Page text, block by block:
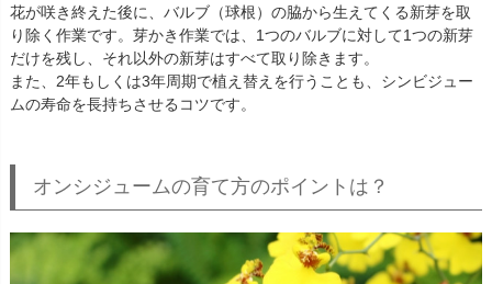
花が咲き終えた後に、バルブ（球根）の脇から生えてくる新芽を取
り除く作業です。芽かき作業では、1つのバルブに対して1つの新芽
だけを残し、それ以外の新芽はすべて取り除きます。
また、2年もしくは3年周期で植え替えを行うことも、シンビジュー
ムの寿命を長持ちさせるコツです。
オンシジュームの育て方のポイントは？